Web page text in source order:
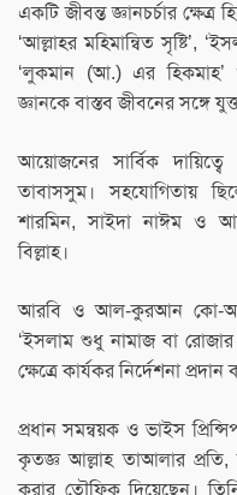
একটি জীবন্ত জ্ঞানচর্চার
‘আল্লাহর মহিমান্বিত সৃষ্টি’,
‘লুকমান (আ.) এর হিকমাহ’
জ্ঞানকে বাস্তব জীবনের সঙ্গে
আয়োজনের সার্বিক দায়িত্বে
তাবাসসুম। সহযোগিতায়
শারমিন, সাইদা নাঈম ও
বিল্লাহ।
আরবি ও আল-কুরআন কো-
‘ইসলাম শুধু নামাজ বা রোজার
ক্ষেত্রে কার্যকর নির্দেশনা প্রদান
প্রধান সমন্বয়ক ও ভাইস
কৃতজ্ঞ আল্লাহ তাআলার
করার তৌফিক দিয়েছেন।